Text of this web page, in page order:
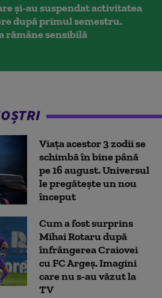
și-au suspendat activitatea
după primul semestru.
rămâne sensibilă
Viața acestor 3 zodii se
schimbă în bine până
pe 16 august. Universul
le pregătește un nou
început
Cum a fost surprins
Mihai Rotaru după
înfrângerea Craiovei
cu FC Argeș. Imagini
care nu s-au văzut la
TV